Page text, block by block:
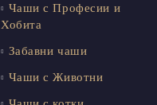
Чаши с Професии и
Хобита
Забавни чаши
Чаши с Животни